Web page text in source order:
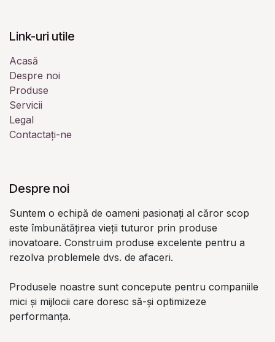
Link-uri utile
Acasă
Despre noi
Produse
Servicii
Legal
Contactați-ne
Despre noi
Suntem o echipă de oameni pasionați al căror scop
este îmbunătățirea vieții tuturor prin produse
inovatoare. Construim produse excelente pentru a
rezolva problemele dvs. de afaceri.
Produsele noastre sunt concepute pentru companiile
mici și mijlocii care doresc să-și optimizeze
performanța.